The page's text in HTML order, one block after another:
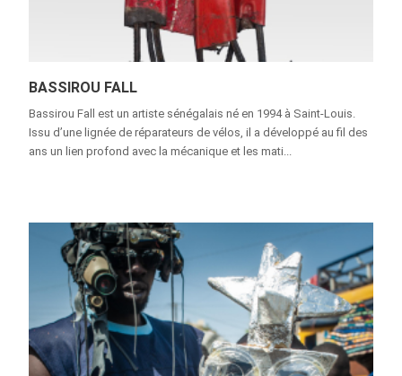
BASSIROU FALL
Bassirou Fall est un artiste sénégalais né en 1994 à Saint-Louis.
Issu d’une lignée de réparateurs de vélos, il a développé au fil des
ans un lien profond avec la mécanique et les mati...